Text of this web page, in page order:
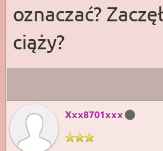
oznaczać?
ciąży?
Xxx8701xxx